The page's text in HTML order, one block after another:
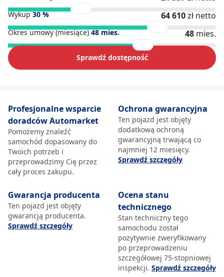
Wykup30% 64 610zł netto
Okres umowy (miesiące)48mies. 48 mies.
Sprawdź dostępność
Profesjonalne wsparcie
doradców Automarket
Pomożemy znaleźć
samochód dopasowany do
Twoich potrzeb i
przeprowadzimy Cię przez
cały proces zakupu.
Ochrona gwarancyjna
Ten pojazd jest objęty
dodatkową ochroną
gwarancyjną trwającą co
najmniej 12 miesięcy.
Sprawdź szczegóły
Gwarancja producenta
Ten pojazd jest objęty
gwarancją producenta.
Sprawdź szczegóły
Ocena stanu
technicznego
Stan techniczny tego
samochodu został
pozytywnie zweryfikowany
po przeprowadzeniu
szczegółowej 75-stopniowej
inspekcji. Sprawdź szczegóły